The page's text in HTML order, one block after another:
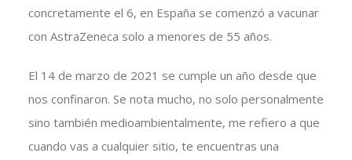
concretamente el 6, en España se comenzó a vacunar
con AstraZeneca solo a menores de 55 años.
El 14 de marzo de 2021 se cumple un año desde que
nos confinaron. Se nota mucho, no solo personalmente
sino también medioambientalmente, me refiero a que
cuando vas a cualquier sitio, te encuentras una